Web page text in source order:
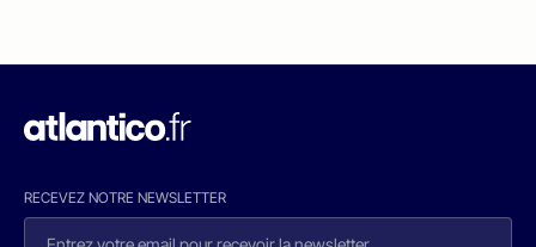
RECEVEZ NOTRE NEWSLETTER